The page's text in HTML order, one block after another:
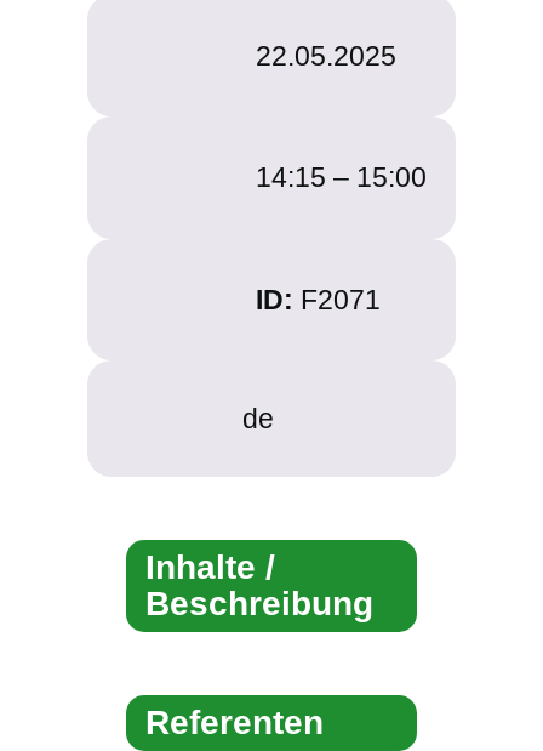
22.05.2025
14:15 – 15:00
ID: F2071
de
Inhalte /
Beschreibung
Referenten